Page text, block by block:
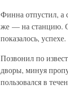
Финна отпустил, а
же — на станцию.
показалось, успехе.
Позвонил по
дворы, минуя
пользовался в